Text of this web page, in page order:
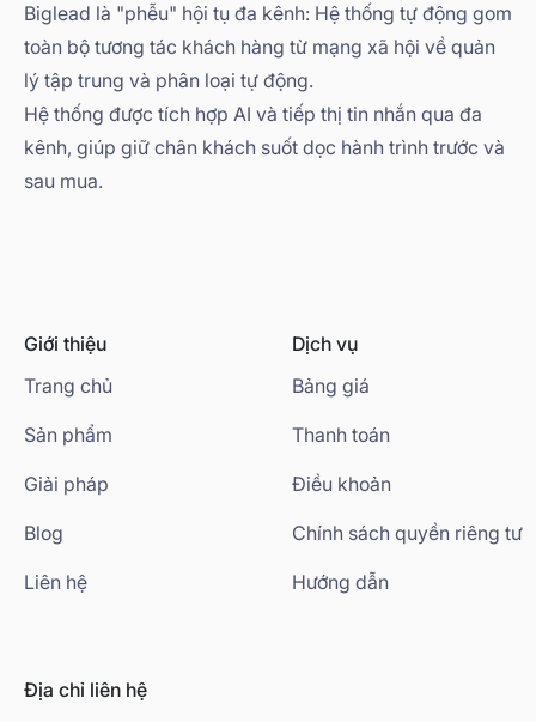
Biglead là "phễu" hội tụ đa kênh: Hệ thống tự động gom
toàn bộ tương tác khách hàng từ mạng xã hội về quản
lý tập trung và phân loại tự động.
Hệ thống được tích hợp AI và tiếp thị tin nhắn qua đa
kênh, giúp giữ chân khách suốt dọc hành trình trước và
sau mua.
Giới thiệu
Trang chủ
Sản phẩm
Giải pháp
Blog
Liên hệ
Dịch vụ
Bảng giá
Thanh toán
Điều khoản
Chính sách quyền riêng tư
Hướng dẫn
Địa chỉ liên hệ